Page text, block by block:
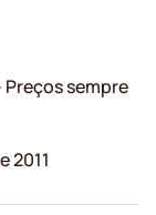
sempre
2011